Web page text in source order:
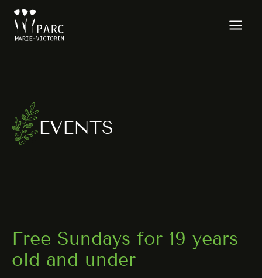
Skip
content
EVENTS
Free Sundays for 19 years
old and under